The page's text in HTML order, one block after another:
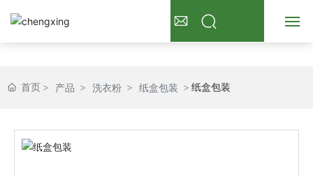
首页 产品 洗衣粉 纸盒包装 纸盒包装